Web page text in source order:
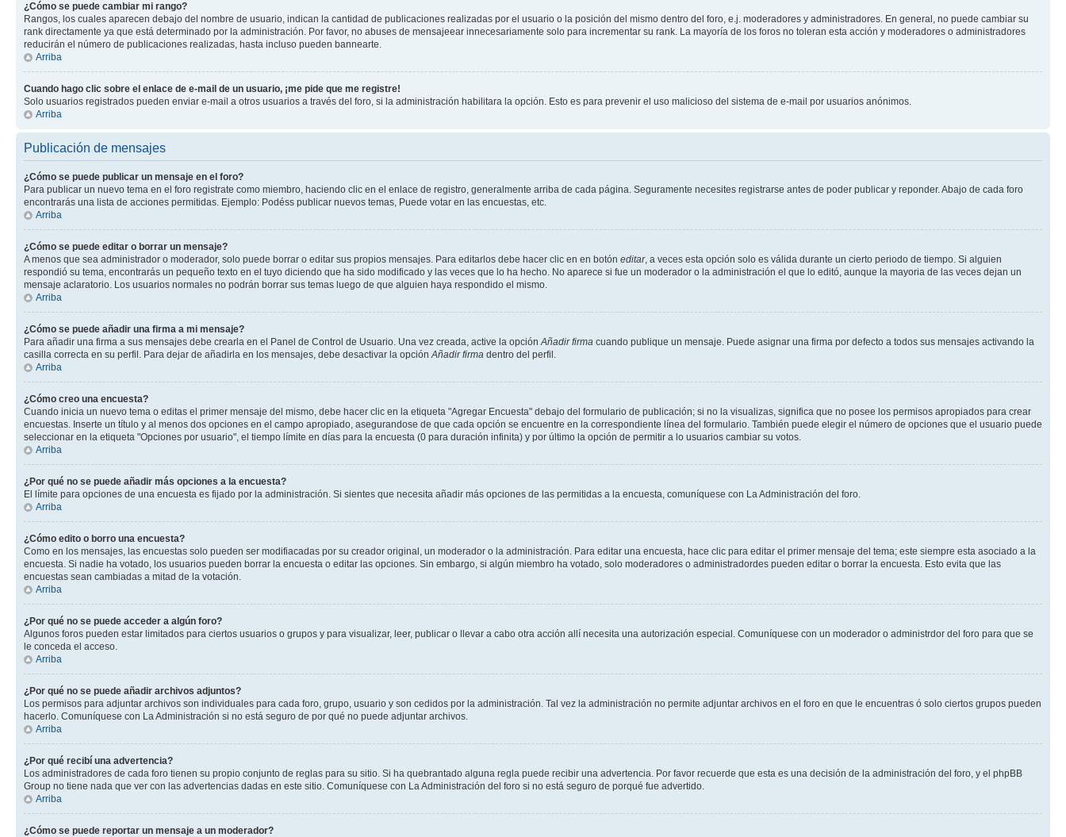
¿Cómo se puede cambiar mi rango?
Rangos, los cuales aparecen debajo del nombre de usuario, indican la cantidad de publicaciones realizadas por el usuario o la posición del mismo dentro del foro, e.j. moderadores y administradores. En general, no puede cambiar su
rank directamente ya que está determinado por la administración. Por favor, no abuses de mensajeear innecesariamente solo para incrementar su rank. La mayoría de los foros no toleran esta acción y moderadores o administradores
reducirán el número de publicaciones realizadas, hasta incluso pueden bannearte.
Arriba
Cuando hago clic sobre el enlace de e-mail de un usuario, ¡me pide que me registre!
Solo usuarios registrados pueden enviar e-mail a otros usuarios a través del foro, si la administración habilitara la opción. Esto es para prevenir el uso malicioso del sistema de e-mail por usuarios anónimos.
Arriba
Publicación de mensajes
¿Cómo se puede publicar un mensaje en el foro?
Para publicar un nuevo tema en el foro registrate como miembro, haciendo clic en el enlace de registro, generalmente arriba de cada página. Seguramente necesites registrarse antes de poder publicar y reponder. Abajo de cada foro
encontrarás una lista de acciones permitidas. Ejemplo: Podéss publicar nuevos temas, Puede votar en las encuestas, etc.
Arriba
¿Cómo se puede editar o borrar un mensaje?
A menos que sea administrador o moderador, solo puede borrar o editar sus propios mensajes. Para editarlos debe hacer clic en en botón editar, a veces esta opción solo es válida durante un cierto periodo de tiempo. Si alguien
respondió su tema, encontrarás un pequeño texto en el tuyo diciendo que ha sido modificado y las veces que lo ha hecho. No aparece si fue un moderador o la administración el que lo editó, aunque la mayoria de las veces dejan un
mensaje aclaratorio. Los usuarios normales no podrán borrar sus temas luego de que alguien haya respondido el mismo.
Arriba
¿Cómo se puede añadir una firma a mi mensaje?
Para añadir una firma a sus mensajes debe crearla en el Panel de Control de Usuario. Una vez creada, active la opciónAñadir firma cuando publique un mensaje. Puede asignar una firma por defecto a todos sus mensajes activando la
casilla correcta en su perfil. Para dejar de añadirla en los mensajes, debe desactivar la opciónAñadir firma dentro del perfil.
Arriba
¿Cómo creo una encuesta?
Cuando inicia un nuevo tema o editas el primer mensaje del mismo, debe hacer clic en la etiqueta "Agregar Encuesta" debajo del formulario de publicación; si no la visualizas, significa que no posee los permisos apropiados para crear
encuestas. Inserte un título y al menos dos opciones en el campo apropiado, asegurandose de que cada opción se encuentre en la correspondiente línea del formulario. También puede elegir el número de opciones que el usuario puede
seleccionar en la etiqueta "Opciones por usuario", el tiempo límite en días para la encuesta (0 para duración infinita) y por último la opción de permitir a lo usuarios cambiar su votos.
Arriba
¿Por qué no se puede añadir más opciones a la encuesta?
El límite para opciones de una encuesta es fijado por la administración. Si sientes que necesita añadir más opciones de las permitidas a la encuesta, comuníquese con La Administración del foro.
Arriba
¿Cómo edito o borro una encuesta?
Como en los mensajes, las encuestas solo pueden ser modifiacadas por su creador original, un moderador o la administración. Para editar una encuesta, hace clic para editar el primer mensaje del tema; este siempre esta asociado a la
encuesta. Si nadie ha votado, los usuarios pueden borrar la encuesta o editar las opciones. Sin embargo, si algún miembro ha votado, solo moderadores o administradordes pueden editar o borrar la encuesta. Esto evita que las
encuestas sean cambiadas a mitad de la votación.
Arriba
¿Por qué no se puede acceder a algún foro?
Algunos foros pueden estar limitados para ciertos usuarios o grupos y para visualizar, leer, publicar o llevar a cabo otra acción allí necesita una autorización especial. Comuníquese con un moderador o administrdor del foro para que se
le conceda el acceso.
Arriba
¿Por qué no se puede añadir archivos adjuntos?
Los permisos para adjuntar archivos son individuales para cada foro, grupo, usuario y son cedidos por la administración. Tal vez la administración no permite adjuntar archivos en el foro en que le encuentras ó solo ciertos grupos pueden
hacerlo. Comuníquese con La Administración si no está seguro de por qué no puede adjuntar archivos.
Arriba
¿Por qué recibí una advertencia?
Los administradores de cada foro tienen su propio conjunto de reglas para su sitio. Si ha quebrantado alguna regla puede recibir una advertencia. Por favor recuerde que esta es una decisión de la administración del foro, y el phpBB
Group no tiene nada que ver con las advertencias dadas en este sitio. Comuníquese con La Administración del foro si no está seguro de porqué fue advertido.
Arriba
¿Cómo se puede reportar un mensaje a un moderador?